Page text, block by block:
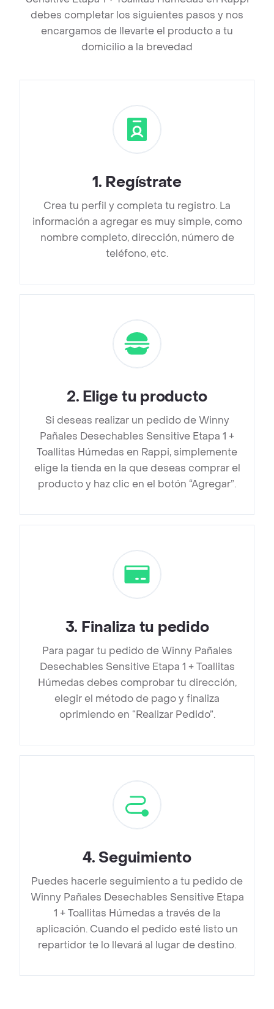
debes completar los siguientes pasos y nos
encargamos de llevarte el producto a tu
domicilio a la brevedad
1. Regístrate
Crea tu perfil y completa tu registro. La
información a agregar es muy simple, como
nombre completo, dirección, número de
teléfono, etc.
2. Elige tu producto
Si deseas realizar un pedido de Winny
Pañales Desechables Sensitive Etapa 1 +
Toallitas Húmedas en Rappi, simplemente
elige la tienda en la que deseas comprar el
producto y haz clic en el botón “Agregar”.
3. Finaliza tu pedido
Para pagar tu pedido de Winny Pañales
Desechables Sensitive Etapa 1 + Toallitas
Húmedas debes comprobar tu dirección,
elegir el método de pago y finaliza
oprimiendo en “Realizar Pedido”.
4. Seguimiento
Puedes hacerle seguimiento a tu pedido de
Winny Pañales Desechables Sensitive Etapa
1 + Toallitas Húmedas a través de la
aplicación. Cuando el pedido esté listo un
repartidor te lo llevará al lugar de destino.